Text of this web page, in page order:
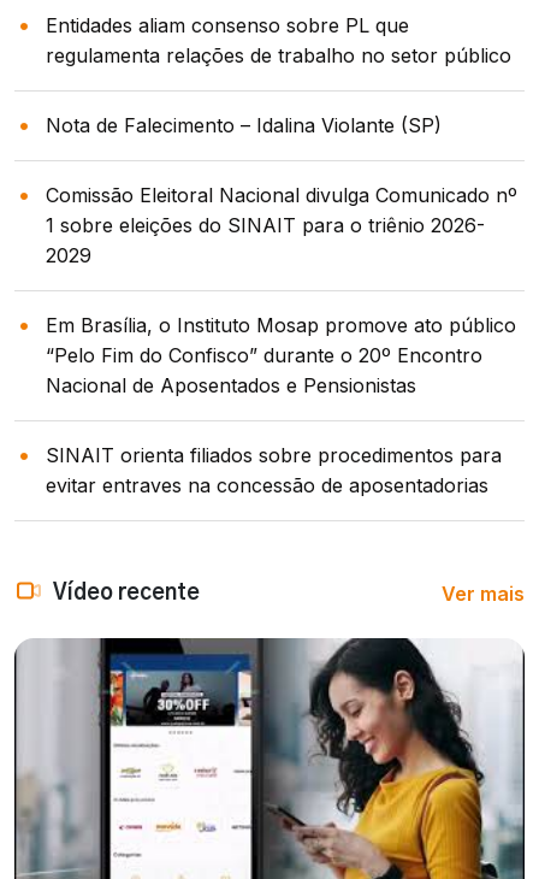
Entidades aliam consenso sobre PL que
regulamenta relações de trabalho no setor público
Nota de Falecimento – Idalina Violante (SP)
Comissão Eleitoral Nacional divulga Comunicado nº
1 sobre eleições do SINAIT para o triênio 2026-
2029
Em Brasília, o Instituto Mosap promove ato público
“Pelo Fim do Confisco” durante o 20º Encontro
Nacional de Aposentados e Pensionistas
SINAIT orienta filiados sobre procedimentos para
evitar entraves na concessão de aposentadorias
Vídeo recente Ver mais